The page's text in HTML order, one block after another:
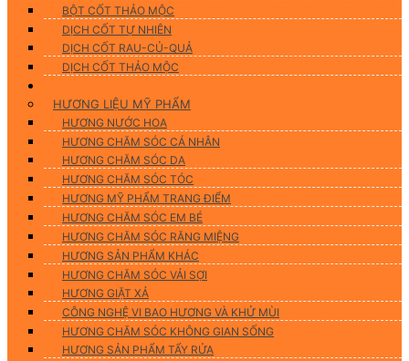
BỘT CỐT THẢO MỘC
DỊCH CỐT TỰ NHIÊN
DỊCH CỐT RAU-CỦ-QUẢ
DỊCH CỐT THẢO MỘC
HƯƠNG LIỆU MỸ PHẨM
HƯƠNG NƯỚC HOA
HƯƠNG CHĂM SÓC CÁ NHÂN
HƯƠNG CHĂM SÓC DA
HƯƠNG CHĂM SÓC TÓC
HƯƠNG MỸ PHẨM TRANG ĐIỂM
HƯƠNG CHĂM SÓC EM BÉ
HƯƠNG CHĂM SÓC RĂNG MIỆNG
HƯƠNG SẢN PHẨM KHÁC
HƯƠNG CHĂM SÓC VẢI SỢI
HƯƠNG GIẶT XẢ
CÔNG NGHỆ VI BAO HƯƠNG VÀ KHỬ MÙI
HƯƠNG CHĂM SÓC KHÔNG GIAN SỐNG
HƯƠNG SẢN PHẨM TẨY RỬA